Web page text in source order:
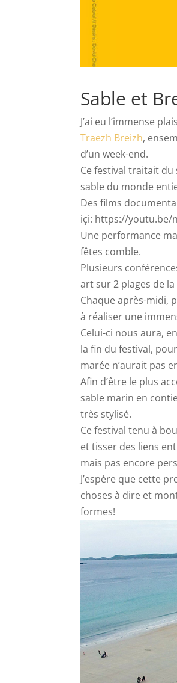
Sable et
J’ai eu l’immense
Traezh Breizh,
d’un week-end.
Ce festival traitait
sable du monde
Des films
içi: https://youtu.be/
Une performance
fêtes comble.
Plusieurs
art sur 2 plages de la
Chaque après-midi,
à réaliser une
Celui-ci nous aura,
la fin du festival,
marée n’aurait pas
Afin d’être le plus
sable marin en
très stylisé.
Ce festival tenu à
et tisser des liens
mais pas encore
J’espère que cette
choses à dire et
formes!